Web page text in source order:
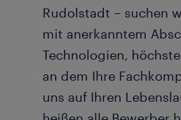
Rudolstadt – suchen
mit anerkanntem
Technologien,
an dem Ihre
uns auf Ihren